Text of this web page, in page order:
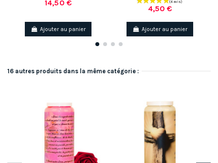
14,50 €
Ajouter au panier
4,50 €
Ajouter au panier
16 autres produits dans la même catégorie :